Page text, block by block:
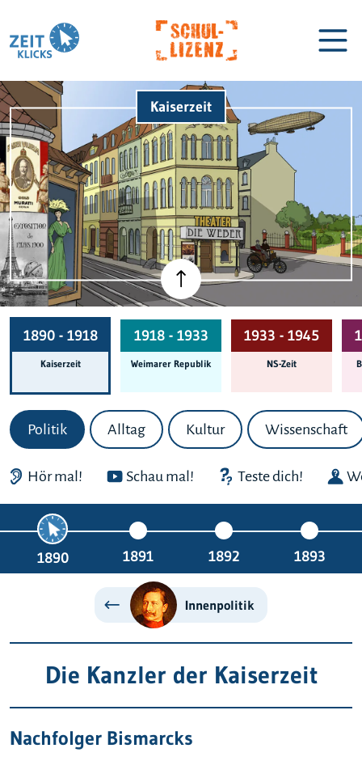
Biographien Lexikon
Kaiserzeit
1890 - 1918
Kaiserzeit
1918 - 1933
Weimarer Republik
1933 - 1945
NS-Zeit
Politik Alltag Kultur Wissenschaft
Hör mal! Schau mal! Teste dich!
1890 1891 1892 1893
Innenpolitik
Die Kanzler der Kaiserzeit
Nachfolger Bismarcks